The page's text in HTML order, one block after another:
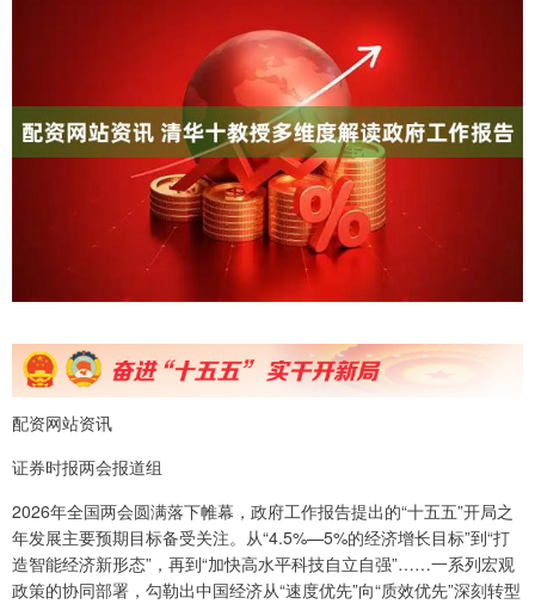
配资网站资讯
证券时报两会报道组
2026年全国两会圆满落下帷幕，政府工作报告提出的“十五五”开局之
年发展主要预期目标备受关注。从“4.5%—5%的经济增长目标”到“打
造智能经济新形态”，再到“加快高水平科技自立自强”……一系列宏观
政策的协同部署，勾勒出中国经济从“速度优先”向“质效优先”深刻转型